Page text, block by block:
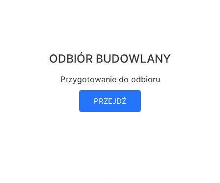
ODBIÓR BUDOWLANY
Przygotowanie do odbioru
PRZEJDŹ